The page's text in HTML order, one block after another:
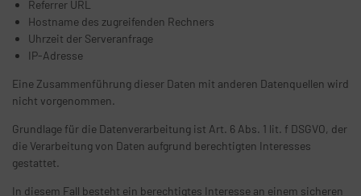
Referrer URL
Hostname des zugreifenden Rechners
Uhrzeit der Serveranfrage
IP-Adresse
Eine Zusammenführung dieser Daten mit anderen Datenquellen wird
nicht vorgenommen.
Grundlage für die Datenverarbeitung ist Art. 6 Abs. 1 lit. f DSGVO, der
die Verarbeitung von Daten aufgrund berechtigten Interesses
gestattet.
In diesem Fall besteht ein berechtigtes Interesse an einem sicheren